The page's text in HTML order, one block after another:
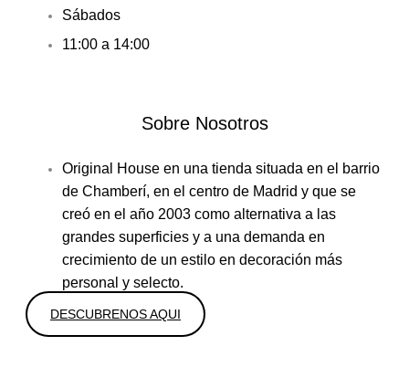
Sábados
11:00 a 14:00
Sobre Nosotros
Original House en una tienda situada en el barrio
de Chamberí, en el centro de Madrid y que se
creó en el año 2003 como alternativa a las
grandes superficies y a una demanda en
crecimiento de un estilo en decoración más
personal y selecto.
DESCUBRENOS AQUI